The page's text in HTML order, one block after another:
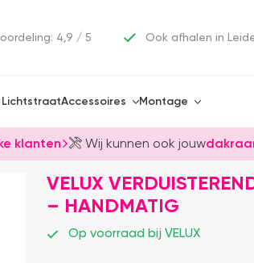
4,9 / 5 Ook afhalen in
LichtstraatAccessoires Montage
klanten Wij kunnen ook jouw
VELUX
– HANDMATIG
Op voorraad bij VELUX